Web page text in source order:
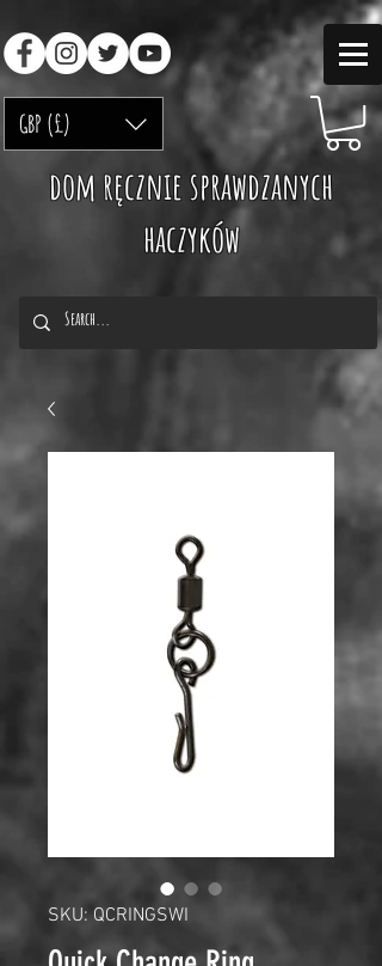
GBP (£)
dom ręcznie sprawdzanych
haczyków
SKU: QCRINGSWI